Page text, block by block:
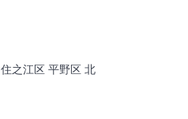
之江区 平野区 北